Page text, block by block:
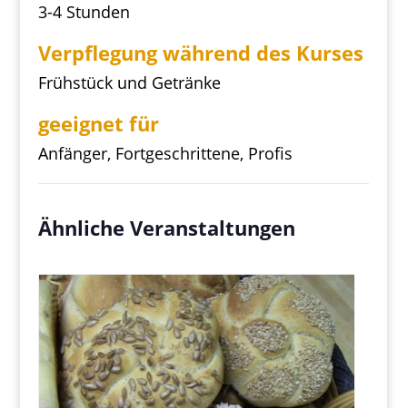
3-4 Stunden
Verpflegung während des Kurses
Frühstück und Getränke
geeignet für
Anfänger, Fortgeschrittene, Profis
Ähnliche Veranstaltungen